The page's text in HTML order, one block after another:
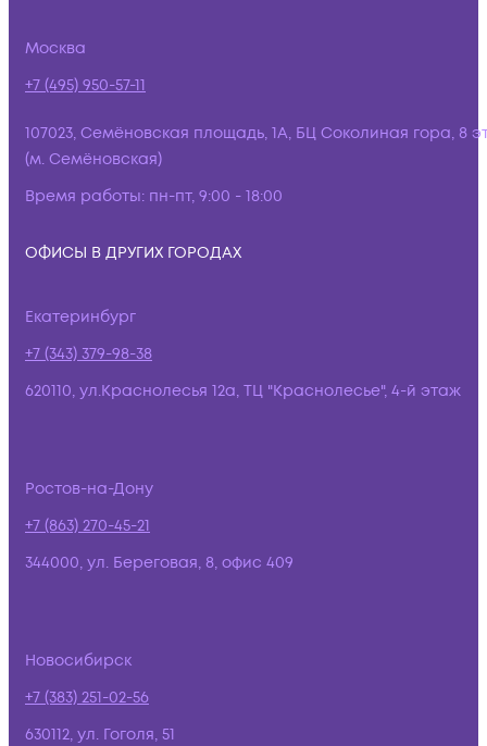
Москва
+7 (495) 950-57-11
107023, Семёновская площадь, 1А, БЦ Соколиная гора, 8
(м. Семёновская)
Время работы: пн-пт, 9:00 - 18:00
ОФИСЫ В ДРУГИХ ГОРОДАХ
Екатеринбург
+7 (343) 379-98-38
620110, ул.Краснолесья 12а, ТЦ "Краснолесье", 4-й этаж
Ростов-на-Дону
+7 (863) 270-45-21
344000, ул. Береговая, 8, офис 409
Новосибирск
+7 (383) 251-02-56
630112, ул. Гоголя, 51